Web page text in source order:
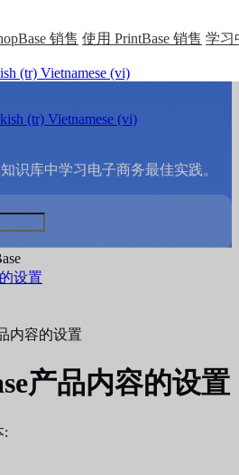
销售 使用 PrintBase 销售 学习
(tr) Vietnamese (vi)
(tr) Vietnamese (vi)
识库中学习电子商务最佳实践。
设置
内容的设置
产品内容的设置
: